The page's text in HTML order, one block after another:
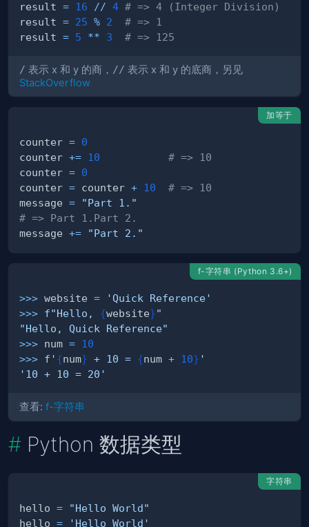
result = 16 // 4 # => 4 (Integer Division)
result = 25 % 2
# => 1
result = 5 ** 3 # => 125
/ 表示 x 和 y 的商， // 表示 x 和 y 的底商，另见
StackOverflow
加等于
counter = 0
counter += 10
# => 10
counter = 0
counter = counter + 10
# => 10
message =
"Part 1."
# => Part 1.Part 2.
message += "Part 2."
f-字符串 (Python 3.6+)
>>> website =
'Quick Reference'
>>> f"Hello, {website}"
"Hello, Quick Reference"
>>> num = 10
>>> f' {num} + 10 = {num + 10} '
'10 + 10 = 20'
查看: f-字符串
Python 数据类型
字符串
hello =
"Hello World"
hello = 'Hello World'